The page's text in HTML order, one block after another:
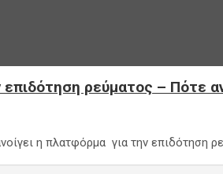
επιδότηση ρεύματος – Πότε
η πλατφόρμα για την επιδότηση